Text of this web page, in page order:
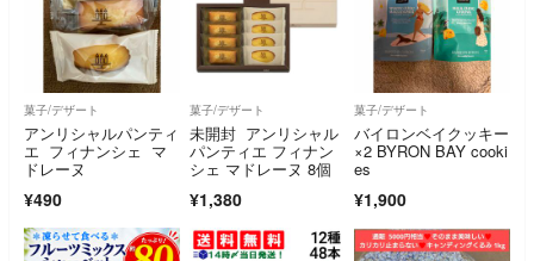
菓子/デザート
アンリシャルパンティ
エ フィナンシェ マ
ドレーヌ
¥490
菓子/デザート
未開封 アンリシャル
パンティエ フィナン
シェ マドレーヌ 8個
¥1,380
菓子/デザート
バイロンベイクッキー
×2 BYRON BAY cooki
es
¥1,900